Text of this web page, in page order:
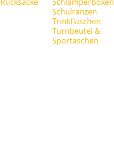
Schulranzen
Trinkflaschen
Turnbeutel &
Sportaschen